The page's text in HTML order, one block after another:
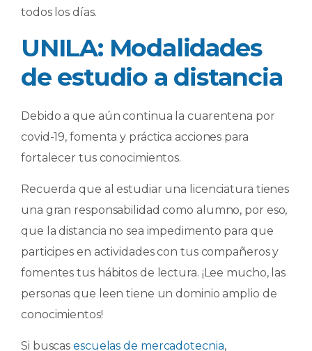
todos los días.
UNILA: Modalidades
de estudio a distancia
Debido a que aún continua la cuarentena por
covid-19, fomenta y práctica acciones para
fortalecer tus conocimientos.
Recuerda que al estudiar una licenciatura tienes
una gran responsabilidad como alumno, por eso,
que la distancia no sea impedimento para que
participes en actividades con tus compañeros y
fomentes tus hábitos de lectura. ¡Lee mucho, las
personas que leen tiene un dominio amplio de
conocimientos!
Si buscasescuelas de mercadotecnia,